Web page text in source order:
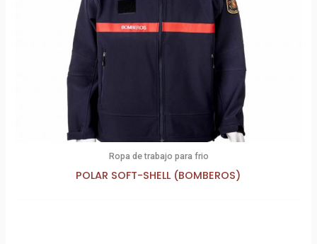
Ropa de trabajo para frio
POLAR SOFT-SHELL (BOMBEROS)